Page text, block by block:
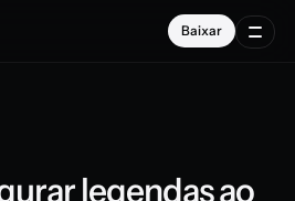
Baixar
legendas ao